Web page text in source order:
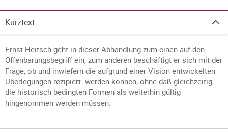
Kurztext
Ernst Heitsch geht in dieser Abhandlung zum einen auf den
Offenbarungsbegriff ein, zum anderen beschäftigt er sich mit der
Frage, ob und inwiefern die aufgrund einer Vision entwickelten
Überlegungen rezipiert werden können, ohne daß gleichzeitig
die historisch bedingten Formen als weiterhin gültig
hingenommen werden müssen.